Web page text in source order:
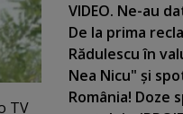
TV
VIDEO. Ne-au
De la prima
Rădulescu în
Nea Nicu" şi
România! Doze